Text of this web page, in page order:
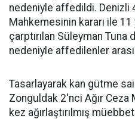
nedeniyle affedildi. Denizli
Mahkemesinin kararı ile 11
çarptırılan Süleyman Tuna
nedeniyle affedilenler
Tasarlayarak kan gütme
Zonguldak 2'nci Ağır Ceza
kez ağırlaştırılmış